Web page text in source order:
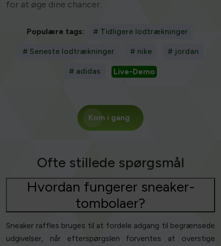
for at øge dine chancer.
Populære tags: # Tidligere lodtrækninger
# Seneste lodtrækninger # nike # jordan
# adidas Live-Demo
Kom i gang
Ofte stillede spørgsmål
Hvordan fungerer sneaker-
tombolaer?
Sneaker raffles bruges til at fordele adgang til begrænsede
udgivelser, når efterspørgslen forventes at overstige